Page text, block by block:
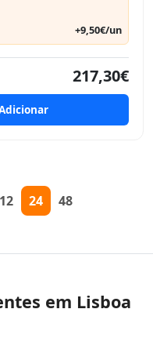
+9,50€/un
217,30€
12 24 48
em Lisboa